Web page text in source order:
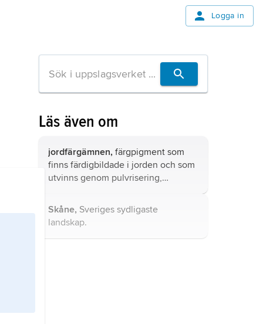
Logga in
Läs även om
jordfärgämnen, färgpigment som
finns färdigbildade i jorden och som
utvinns genom pulvrisering,
upphettning.
Skåne, Sveriges sydligaste
landskap.